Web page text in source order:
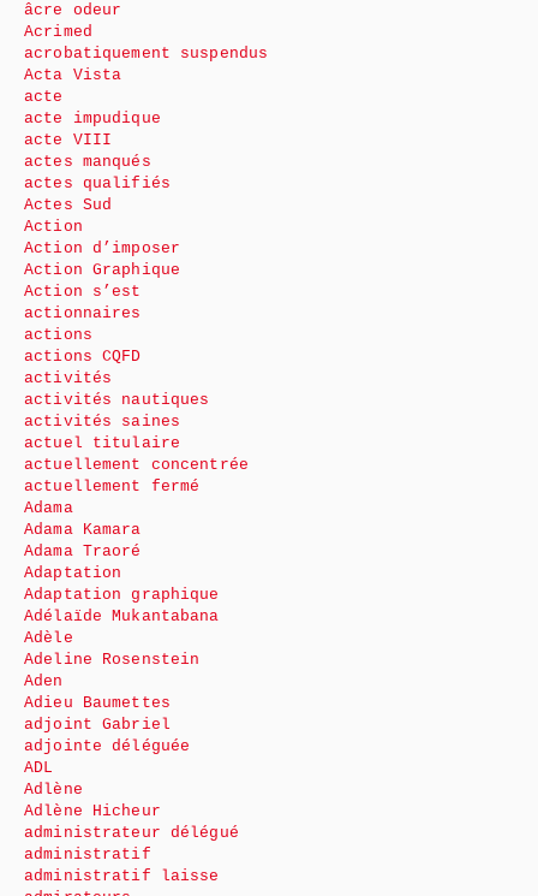
âcre odeur
Acrimed
acrobatiquement suspendus
Acta Vista
acte
acte impudique
acte VIII
actes manqués
actes qualifiés
Actes Sud
Action
Action d’imposer
Action Graphique
Action s’est
actionnaires
actions
actions CQFD
activités
activités nautiques
activités saines
actuel titulaire
actuellement concentrée
actuellement fermé
Adama
Adama Kamara
Adama Traoré
Adaptation
Adaptation graphique
Adélaïde Mukantabana
Adèle
Adeline Rosenstein
Aden
Adieu Baumettes
adjoint Gabriel
adjointe déléguée
ADL
Adlène
Adlène Hicheur
administrateur délégué
administratif
administratif laisse